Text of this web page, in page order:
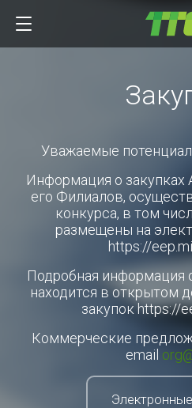
Уважаемые
Информация о закупках
его Филиалов,
конкурса, в том
размещены на
https://
Подробная информация
находится в открытом
закупок https://
Коммерческие
email